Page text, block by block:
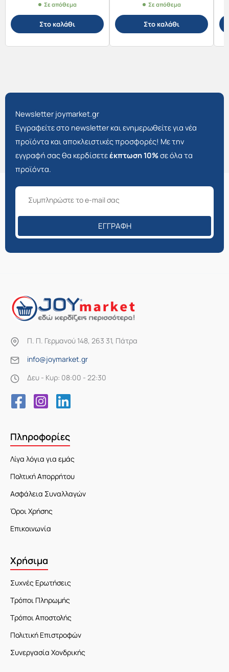
Σε απόθεμα
Στο καλάθι
Σε απόθεμα
Στο καλάθι
Newsletter joymarket.gr
Εγγραφείτε στο newsletter και ενημερωθείτε για νέα
προϊόντα και αποκλειστικές προσφορές! Με την
εγγραφή σας θα κερδίσετεέκπτωση 10%σε όλα τα
προϊόντα.
ΕΓΓΡΑΦΉ
Π. Π. Γερμανού 148, 263 31, Πάτρα
info@joymarket.gr
Δευ - Κυρ: 08:00 - 22:30
Πληροφορίες
Λίγα λόγια για εμάς
Πολτική Απορρήτου
Ασφάλεια Συναλλαγών
Όροι Χρήσης
Επικοινωνία
Χρήσιμα
Συχνές Ερωτήσεις
Τρόποι Πληρωμής
Τρόποι Αποστολής
Πολιτική Επιστροφών
Συνεργασία Χονδρικής